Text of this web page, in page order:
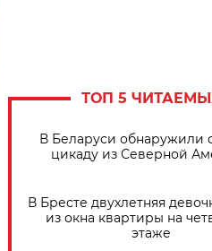
ТОП 5
В Беларуси обнаружили
цикаду из Северной
В Бресте двухлетняя
из окна квартиры на
этаже